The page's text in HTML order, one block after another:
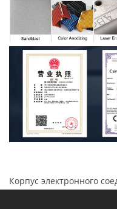
Корпус электронного